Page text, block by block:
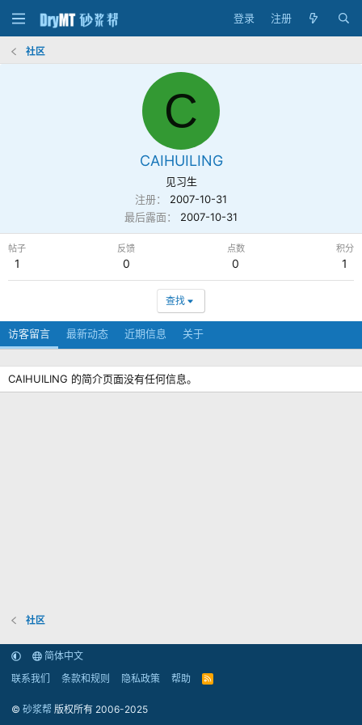
登录 注册
社区
C
CAIHUILING
见习生
注册
2007-10-31
最后露面
2007-10-31
帖子
1
反馈
0
点数
0
积分
1
查找
访客留言 最新动态 近期信息 关于
CAIHUILING 的简介页面没有任何信息。
社区
简体中文
联系我们
条款和规则 隐私政策 帮助
R
© 砂浆帮 版权所有 2006-2025